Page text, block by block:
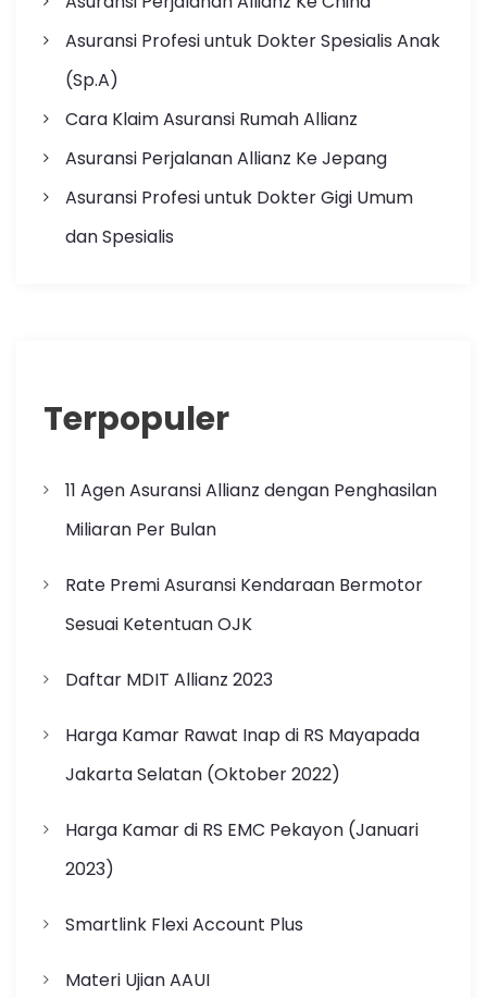
Asuransi Profesi untuk Dokter Spesialis Anak
(Sp.A)
Cara Klaim Asuransi Rumah Allianz
Asuransi Perjalanan Allianz Ke Jepang
Asuransi Profesi untuk Dokter Gigi Umum
dan Spesialis
Terpopuler
11 Agen Asuransi Allianz dengan Penghasilan
Miliaran Per Bulan
Rate Premi Asuransi Kendaraan Bermotor
Sesuai Ketentuan OJK
Daftar MDIT Allianz 2023
Harga Kamar Rawat Inap di RS Mayapada
Jakarta Selatan (Oktober 2022)
Harga Kamar di RS EMC Pekayon (Januari
2023)
Smartlink Flexi Account Plus
Materi Ujian AAUI